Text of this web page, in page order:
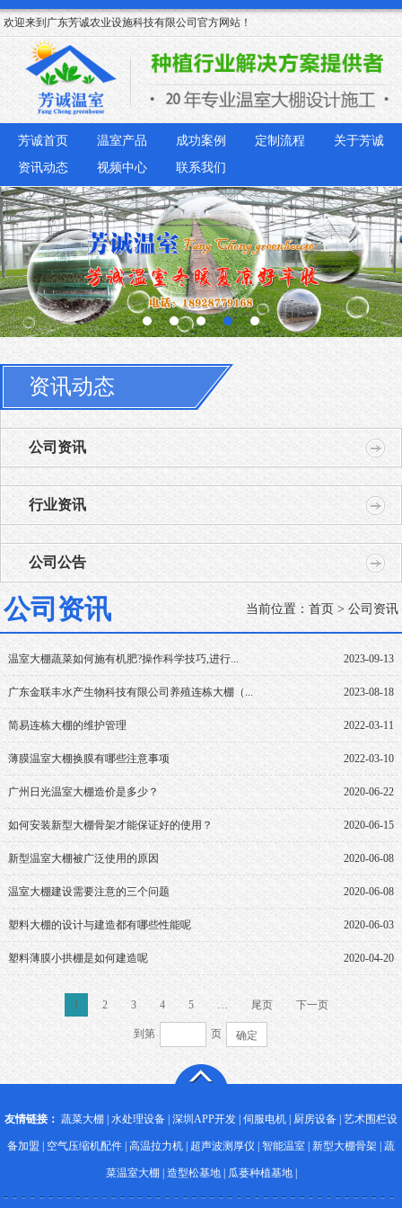
欢迎来到广东芳诚农业设施科技有限公司官方网站！
芳诚首页 温室产品 成功案例 定制流程
关于芳诚
资讯动态
视频中心 联系我们
资讯动态
公司资讯
行业资讯
公司公告
公司资讯 当前位置： 首页 > 公司资讯
温室大棚蔬菜如何施有机肥?操作科学技巧,进行... 2023-09-13
广东金联丰水产生物科技有限公司养殖连栋大棚（... 2023-08-18
简易连栋大棚的维护管理 2022-03-11
薄膜温室大棚换膜有哪些注意事项 2022-03-10
广州日光温室大棚造价是多少？ 2020-06-22
如何安装新型大棚骨架才能保证好的使用？ 2020-06-15
新型温室大棚被广泛使用的原因 2020-06-08
温室大棚建设需要注意的三个问题 2020-06-08
塑料大棚的设计与建造都有哪些性能呢 2020-06-03
塑料薄膜小拱棚是如何建造呢 2020-04-20
1 2 3 4 5 … 尾页 下一页
到第 页 确定
友情链接： 蔬菜大棚 水处理设备 深圳APP开发 伺服电机 厨房设备 艺术围栏设
备加盟 空气压缩机配件 高温拉力机 超声波测厚仪 智能温室 新型大棚骨架 蔬
菜温室大棚 造型松基地| 瓜蒌种植基地|